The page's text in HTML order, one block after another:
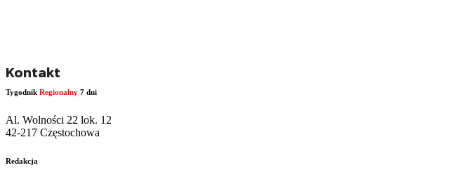
Kontakt
Tygodnik Regionalny 7 dni
Al. Wolności 22 lok. 12
42-217 Częstochowa
Redakcja